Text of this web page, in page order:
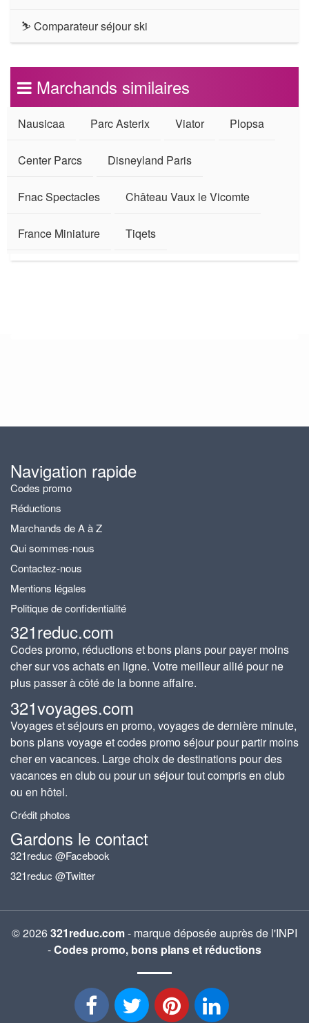
⛷ Comparateur séjour ski
Marchands similaires
Nausicaa Parc Asterix Viator Plopsa
Center Parcs Disneyland Paris
Fnac Spectacles Château Vaux le Vicomte
France Miniature Tiqets
Navigation rapide
Codes promo
Réductions
Marchands de A à Z
Qui sommes-nous
Contactez-nous
Mentions légales
Politique de confidentialité
321reduc.com
Codes promo, réductions et bons plans pour payer moins
cher sur vos achats en ligne. Votre meilleur allié pour ne
plus passer à côté de la bonne affaire.
321voyages.com
Voyages et séjours en promo, voyages de dernière minute,
bons plans voyage et codes promo séjour pour partir moins
cher en vacances. Large choix de destinations pour des
vacances en club ou pour un séjour tout compris en club
ou en hôtel.
Crédit photos
Gardons le contact
321reduc @Facebook
321reduc @Twitter
© 2026321reduc.com- marque déposée auprès de l'INPI
-Codes promo, bons plans et réductions